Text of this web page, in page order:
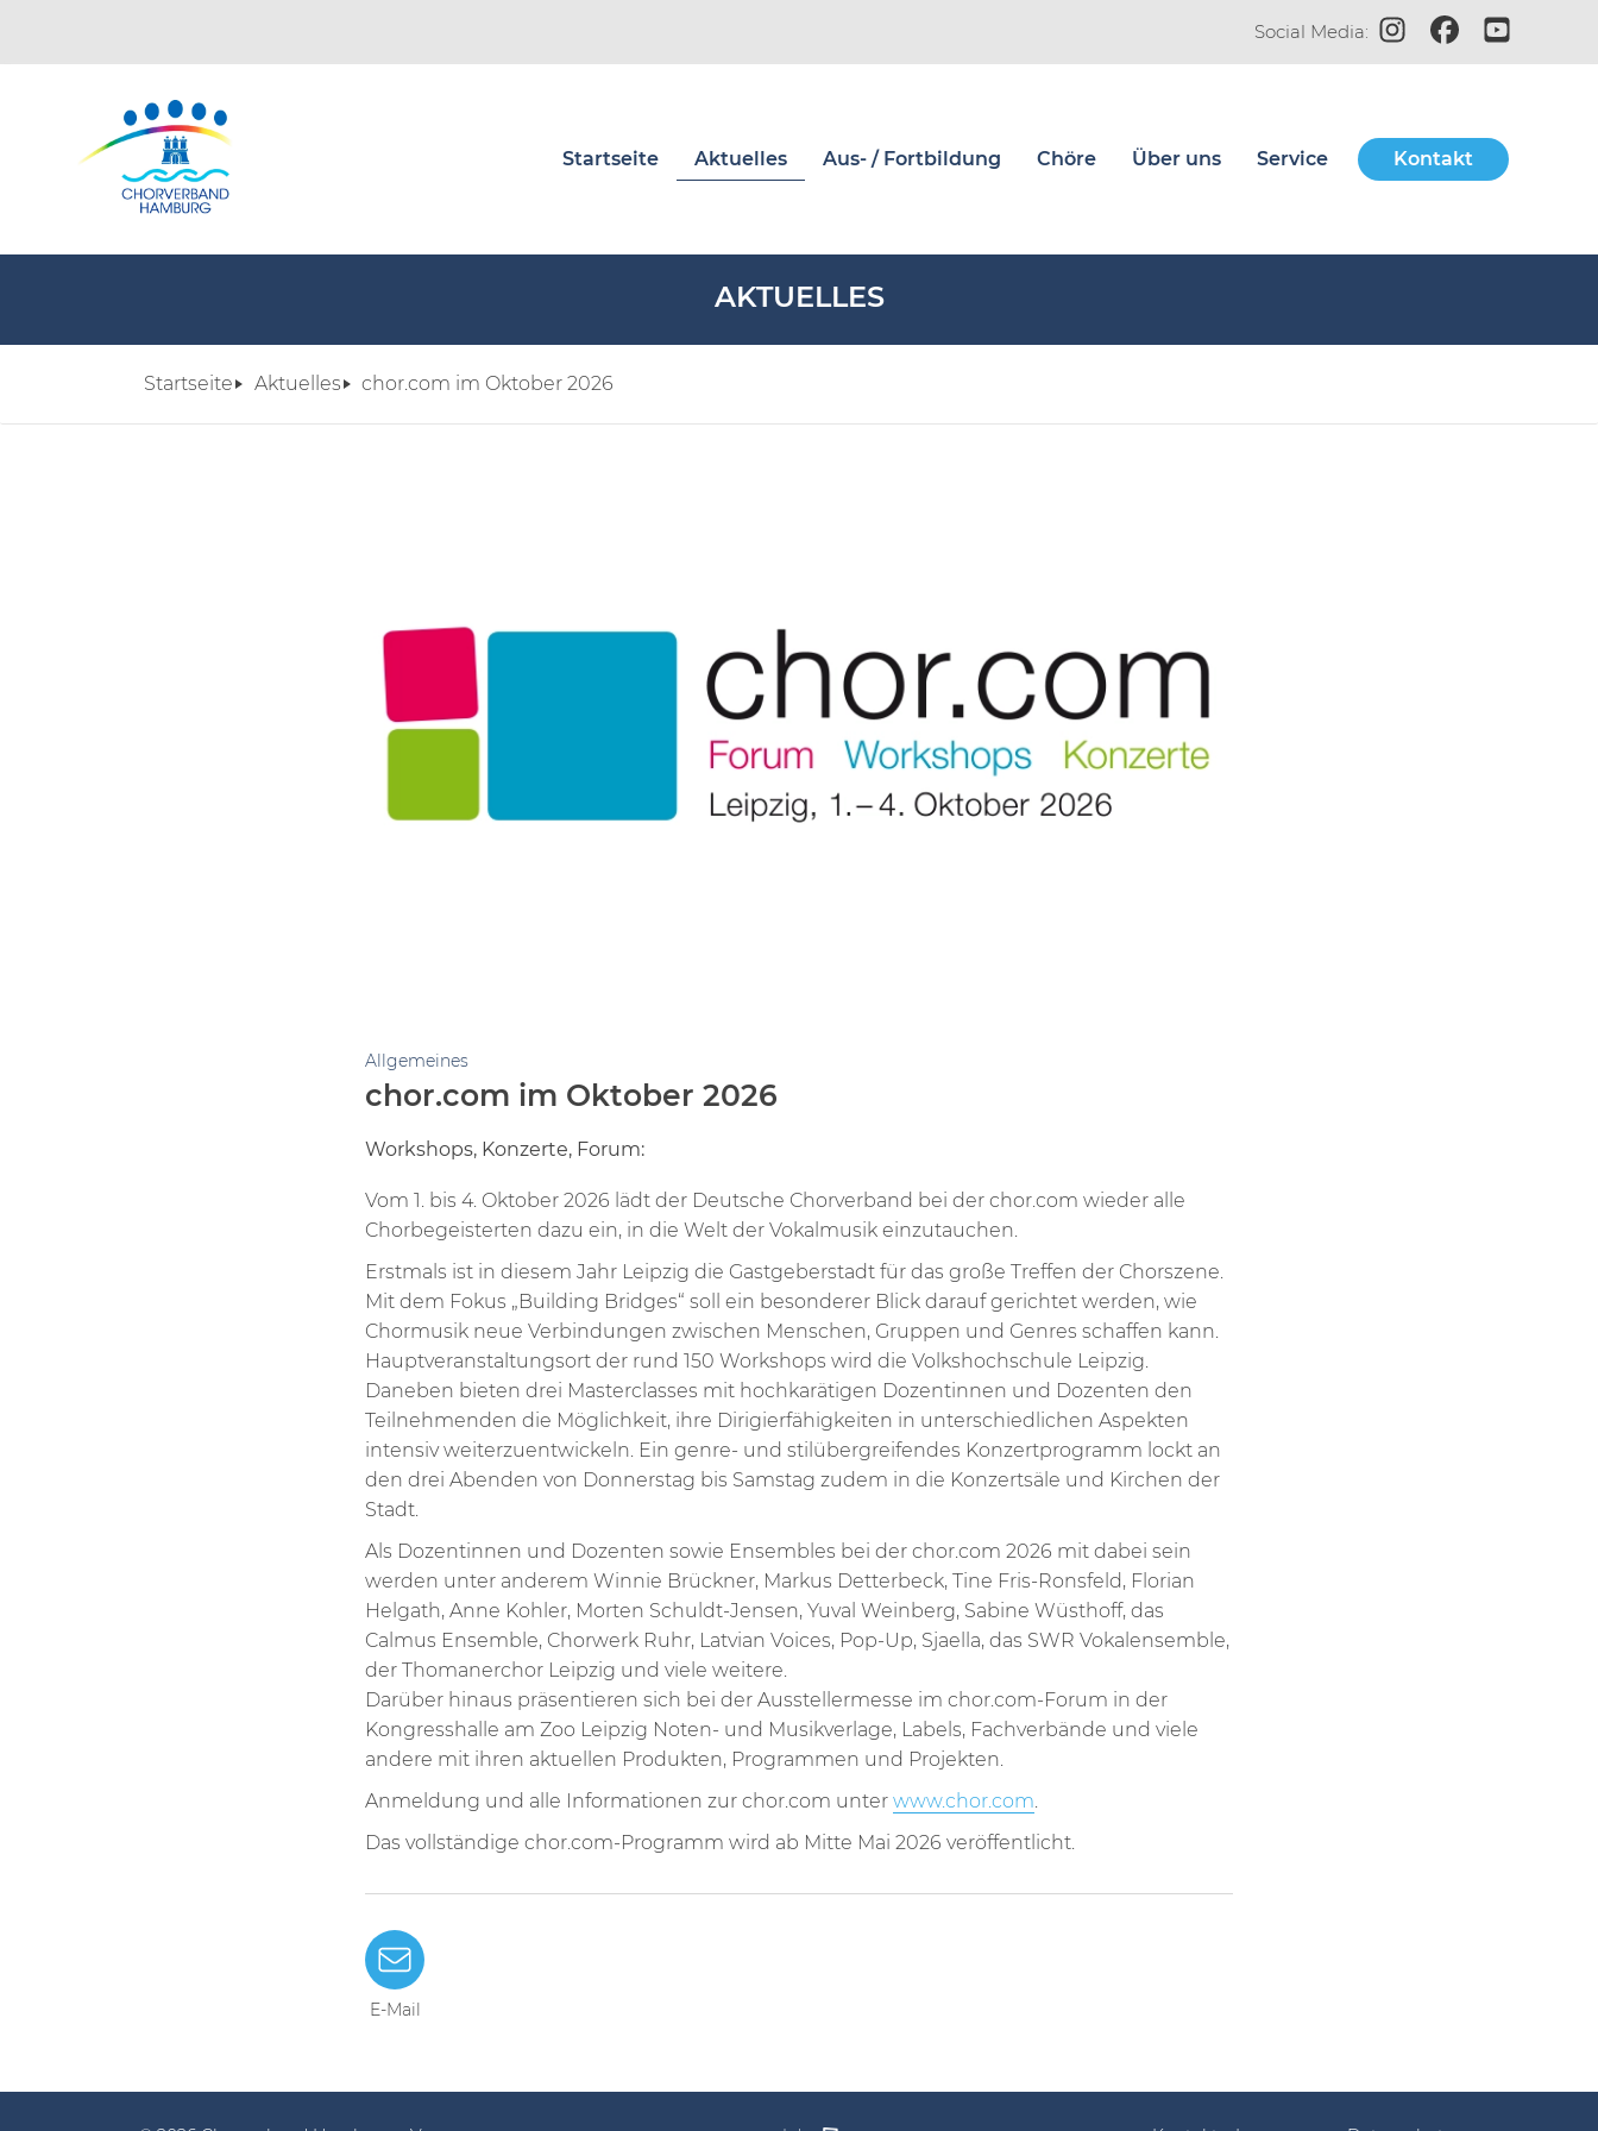
Social Media: Zum Instagram-Profil
Zur Facebook-
Zum
Startseite Aktuelles Aus- / Fortbildung Chöre Über uns Service Kontakt
AKTUELLES
Startseite Aktuelles chor.com im Oktober 2026
Allgemeines
chor.com im Oktober 2026
Workshops, Konzerte, Forum:
Vom 1. bis 4. Oktober 2026 lädt der Deutsche Chorverband bei der chor.com wieder alle
Chorbegeisterten dazu ein, in die Welt der Vokalmusik einzutauchen.
Erstmals ist in diesem Jahr Leipzig die Gastgeberstadt für das große Treffen der Chorszene.
Mit dem Fokus „Building Bridges“ soll ein besonderer Blick darauf gerichtet werden, wie
Chormusik neue Verbindungen zwischen Menschen, Gruppen und Genres schaffen kann.
Hauptveranstaltungsort der rund 150 Workshops wird die Volkshochschule Leipzig.
Daneben bieten drei Masterclasses mit hochkarätigen Dozentinnen und Dozenten den
Teilnehmenden die Möglichkeit, ihre Dirigierfähigkeiten in unterschiedlichen Aspekten
intensiv weiterzuentwickeln. Ein genre- und stilübergreifendes Konzertprogramm lockt an
den drei Abenden von Donnerstag bis Samstag zudem in die Konzertsäle und Kirchen der
Stadt.
Als Dozentinnen und Dozenten sowie Ensembles bei der chor.com 2026 mit dabei sein
werden unter anderem Winnie Brückner, Markus Detterbeck, Tine Fris-Ronsfeld, Florian
Helgath, Anne Kohler, Morten Schuldt-Jensen, Yuval Weinberg, Sabine Wüsthoff, das
Calmus Ensemble, Chorwerk Ruhr, Latvian Voices, Pop-Up, Sjaella, das SWR Vokalensemble,
der Thomanerchor Leipzig und viele weitere.
Darüber hinaus präsentieren sich bei der Ausstellermesse im chor.com-Forum in der
Kongresshalle am Zoo Leipzig Noten- und Musikverlage, Labels, Fachverbände und viele
andere mit ihren aktuellen Produkten, Programmen und Projekten.
Anmeldung und alle Informationen zur chor.com unter www.chor.com.
Das vollständige chor.com-Programm wird ab Mitte Mai 2026 veröffentlicht.
E-Mail